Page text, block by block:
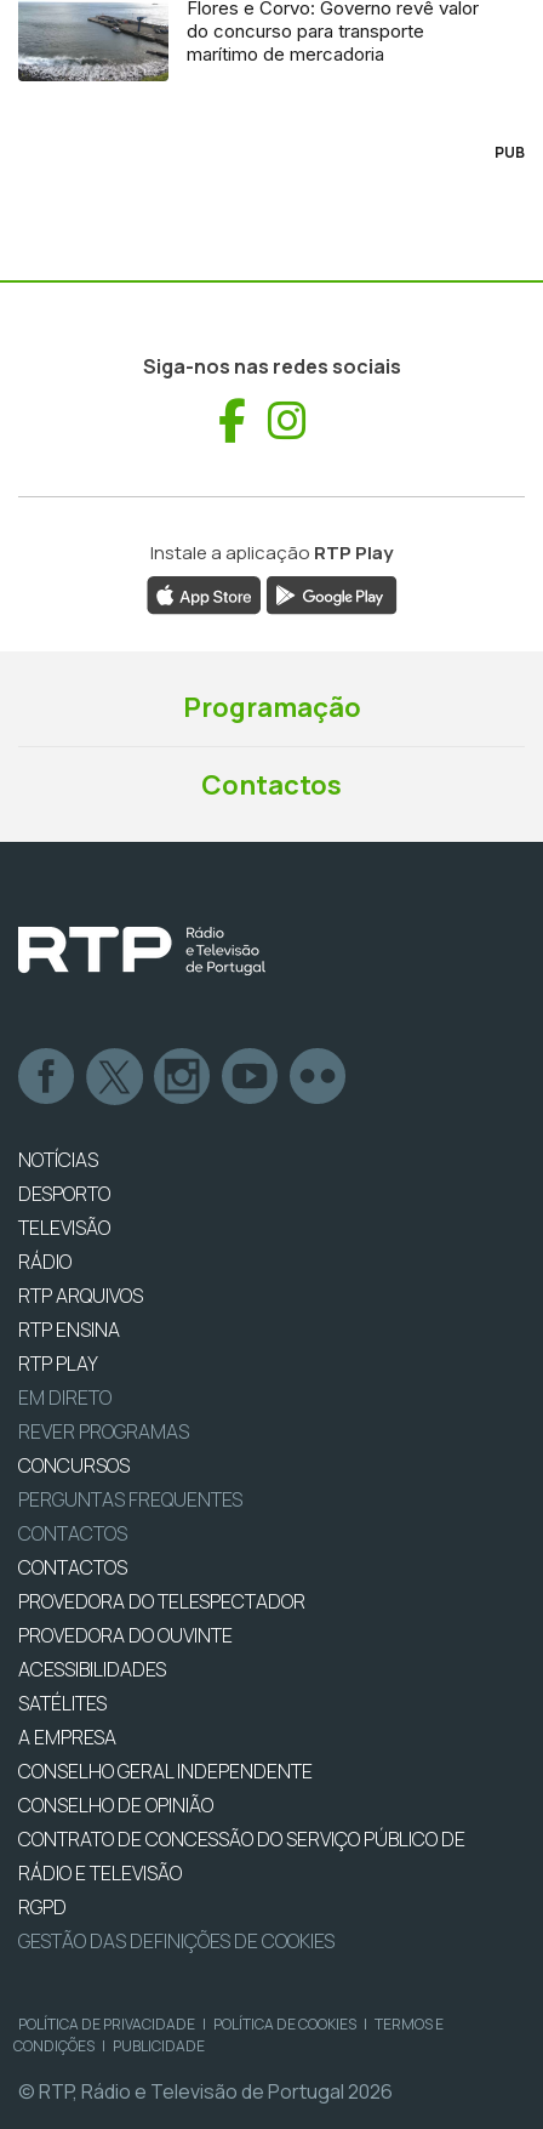
Flores e Corvo: Governo revê valor
do concurso para transporte
marítimo de mercadoria
PUB
Siga-nos nas redes sociais
Facebook
Instale a aplicação RTP Play
Programação
Contactos
NOTÍCIAS
DESPORTO
TELEVISÃO
RÁDIO
RTP ARQUIVOS
RTP ENSINA
RTP PLAY
EM DIRETO
REVER PROGRAMAS
CONCURSOS
PERGUNTAS FREQUENTES
CONTACTOS
CONTACTOS
PROVEDORA DO TELESPECTADOR
PROVEDORA DO OUVINTE
ACESSIBILIDADES
SATÉLITES
A EMPRESA
CONSELHO GERAL INDEPENDENTE
CONSELHO DE OPINIÃO
CONTRATO DE CONCESSÃO DO SERVIÇO PÚBLICO DE
RÁDIO E TELEVISÃO
RGPD
GESTÃO DAS DEFINIÇÕES DE COOKIES
POLÍTICA DE PRIVACIDADE | POLÍTICA DE COOKIES | TERMOS E
CONDIÇÕES | PUBLICIDADE
© RTP, Rádio e Televisão de Portugal 2026